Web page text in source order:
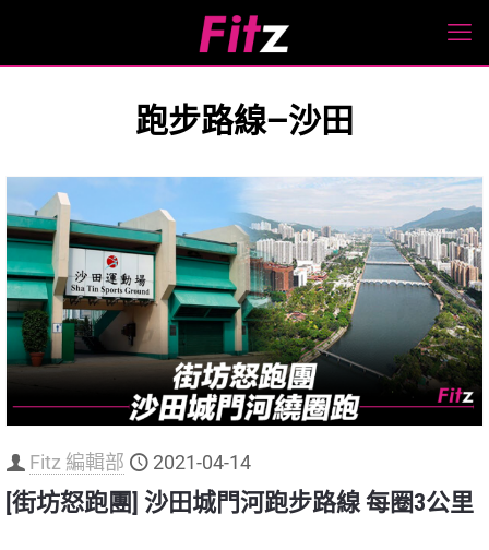
跑步路線—沙田
Fitz 編輯部 2021-04-14
[街坊怒跑團] 沙田城門河跑步路線 每圈3公里